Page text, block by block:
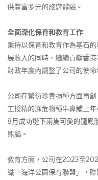
供豐富多元的旅遊體驗。
全面深化保育和教育工作
秉持以保育和教育作為基石
展收入的同時，繼續貢獻香
財政年度內調整了公司的使命
公司在繁衍珍貴物種方面再
工授精的瀕危物種牛鼻鯆上
8月成功誕下兩隻可愛的龍鳳
熊貓。
教育方面，公司在2023至
織「海洋公園保育聯盟」，